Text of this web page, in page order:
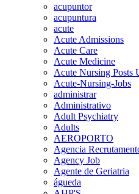
acupuntor
acupuntura
acute
Acute Admissions
Acute Care
Acute Medicine
Acute Nursing Posts
Acute-Nursing-Jobs
administrar
Administrativo
Adult Psychiatry
Adults
AEROPORTO
Agencia
Agency Job
Agente de Geriatria
águeda